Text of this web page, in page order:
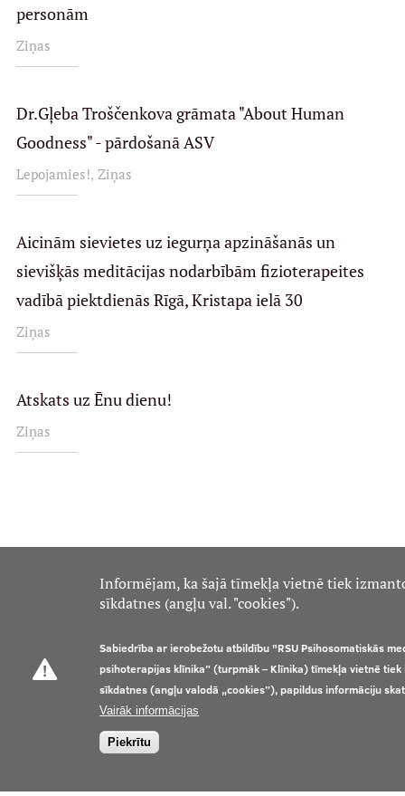
personām
Ziņas
Dr.Gļeba Troščenkova grāmata "About Human
Goodness" - pārdošanā ASV
Lepojamies!, Ziņas
Aicinām sievietes uz iegurņa apzināšanās un
sievišķās meditācijas nodarbībām fizioterapeites
vadībā piektdienās Rīgā, Kristapa ielā 30
Ziņas
Atskats uz Ēnu dienu!
Ziņas
Informējam, ka šajā tīmekļa vietnē tiek
sīkdatnes (angļu val. "cookies").
Sabiedrība ar ierobežotu atbildību "RSU Psihosomatiskās
psihoterapijas klīnika” (turpmāk – Klīnika) tīmekļa vietnē tiek
sīkdatnes (angļu valodā „cookies”), papildus informāciju
Vairāk informācijas
Piekrītu